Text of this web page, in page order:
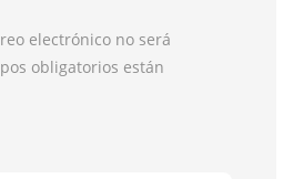
electrónico no será
obligatorios están